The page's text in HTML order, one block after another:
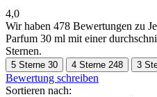
4,0
Wir haben 478 Bewertungen zu
Parfum 30 ml mit einer
Sternen.
5 Sterne 30 4 Sterne 248 3
Bewertung schreiben
Sortieren nach: